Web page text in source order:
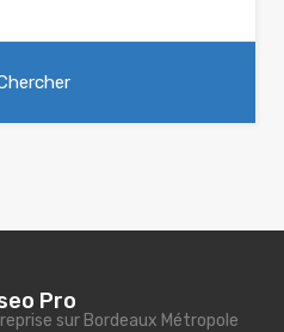
Pro
sur Bordeaux Métropole